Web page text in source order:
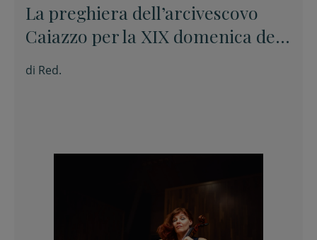
La preghiera dell’arcivescovo
Caiazzo per la XIX domenica del
Tempo ordinario
di Red.